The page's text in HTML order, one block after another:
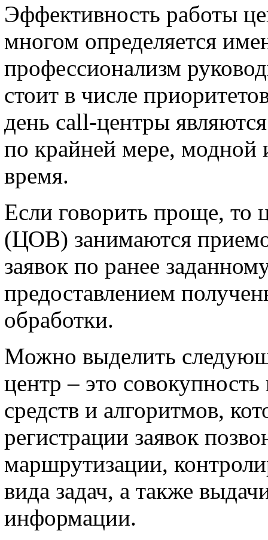
Эффективность работы
многом определяется
профессионализм
стоит в числе
день call-центры
по крайней мере, модной
время.
Если говорить проще, то
(ЦОВ) занимаются
заявок по ранее
предоставлением
обработки.
Можно выделить
центр – это
средств и алгоритмов,
регистрации заявок
маршрутизации,
вида задач, а также
информации.